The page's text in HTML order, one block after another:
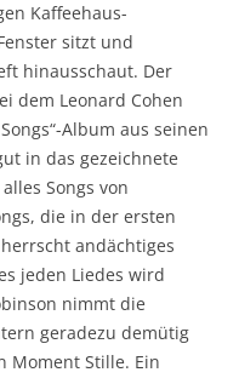
Kaffeehaus-
sitzt und
hinausschaut. Der
dem Leonard Cohen
Album aus seinen
in das gezeichnete
Songs von
die in der ersten
andächtiges
jeden Liedes wird
nimmt die
geradezu demütig
Moment Stille. Ein